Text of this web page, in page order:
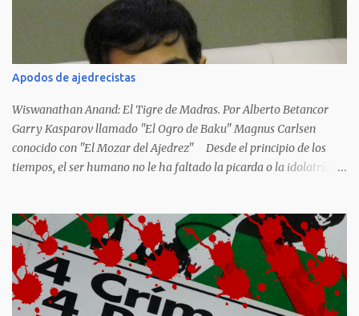
Apodos de ajedrecistas
Wiswanathan Anand: El Tigre de Madras. Por Alberto Betancor
Garry Kasparov llamado "El Ogro de Baku" Magnus Carlsen
conocido con "El Mozar del Ajedrez" Desde el principio de los
tiempos, el ser humano no le ha faltado la picarda o la idolatría
hemos tenido una serie de apodos para las estrellas del ajedrez, en
algunos casos muy originales. Aquí les dejo una breve lista con
algunos de los nombres de los más destacados. Siegbert Tarrasch:
El Preceptor Germánico y el Hércules de los Torneos. Joseph
Henrry Blackburne: La Muerte Negra. Wiswanathan Anand: El